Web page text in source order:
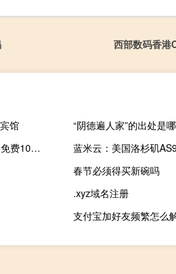
西部数码香港
馆
“阴德遍人家”的出处是
618# 麻花云-年中狂欢，香港三网CN2云服务器低至25元/月，免费10Gbps DDoS防御
春节必须得买新碗吗
.xyz域名注册
支付宝加好友频繁怎么